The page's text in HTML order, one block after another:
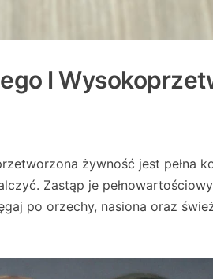
I
żywność jest pełna
Zastąp je
po orzechy, nasiona oraz